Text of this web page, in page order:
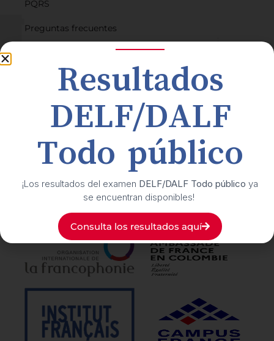
PQRS
Preguntas frecuentes
Planes de financiación
Buzón de transparencia y ética
Suscríbete a nuestro boletín cultural
Síguenosen nuestras redes sociales
Nuestrosaliados
Resultados
DELF/DALF
Todo público
¡Los resultados del examen DELF/DALF Todo público ya
se encuentran disponibles!
Consulta los resultados aquí